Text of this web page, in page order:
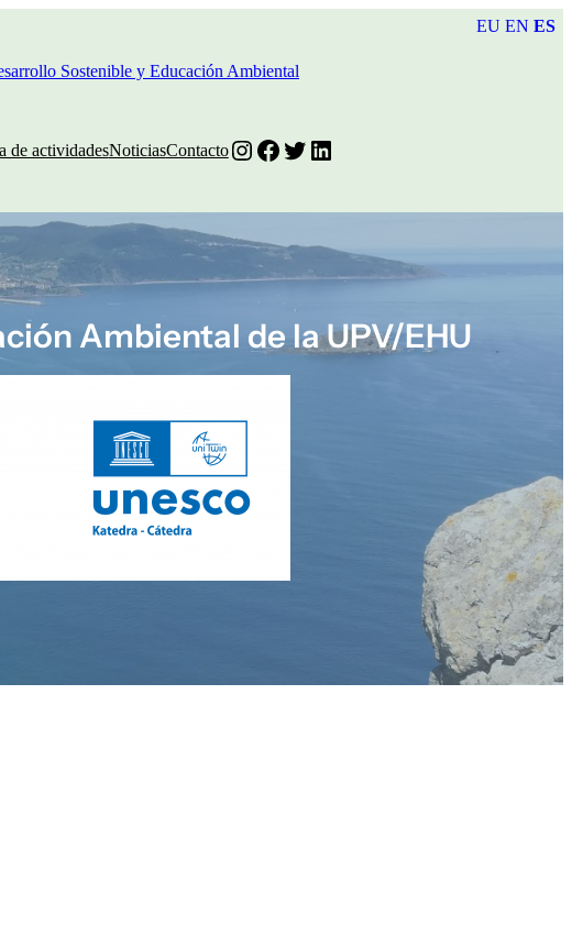
Sostenible y Educación Ambiental
de actividadesNoticiasContactoInstagram
Facebook
Twitter
LinkedIn
Ambiental de la UPV/EHU
EU EN ES